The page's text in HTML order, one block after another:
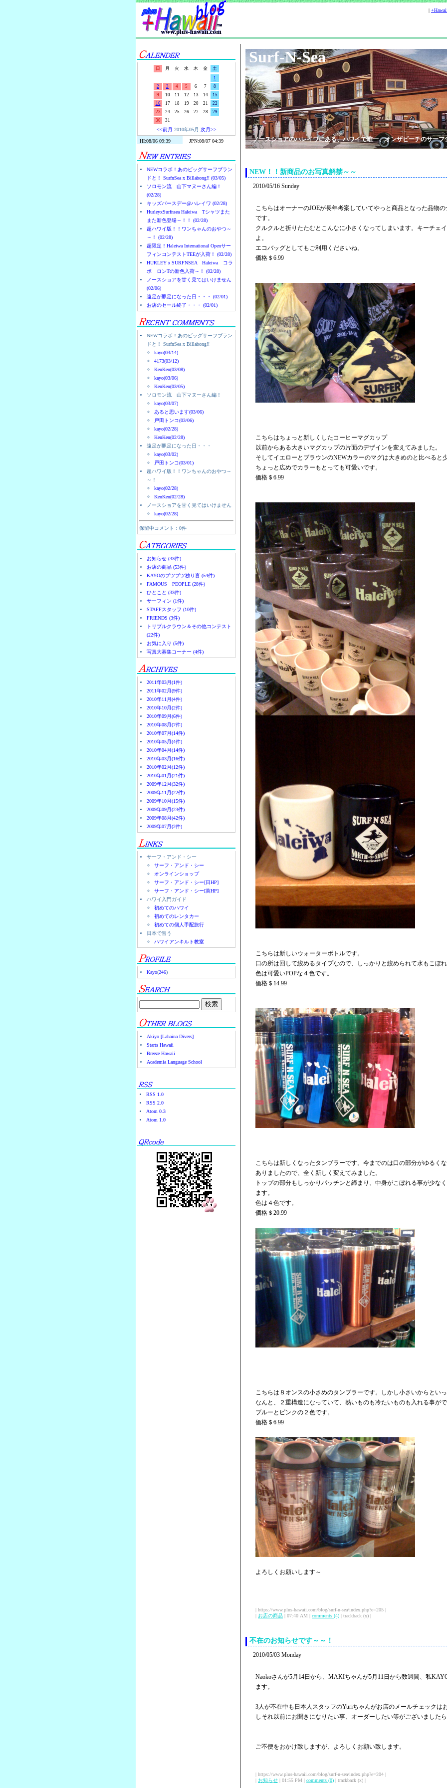
|
日 月 火 水 木 金
土
1
2
3 4 5 6 7
8
9
10 11 12 13 14
15
16
17 18 19 20 21
22
23
24 25 26 27 28
29
30
31
<<前月 2010年05月 次月>>
NEWコラボ！あのビッグサーフブラン
ドと！ SurfnSea x Billabong!! (03/05)
ソロモン流 山下マヌーさん編！
(02/28)
キッズバースデー@ハレイワ (02/28)
HurleyxSurfnsea Haleiwa Tシャツまた
また新色登場～！！ (02/28)
超ハワイ版！！ワンちゃんのおやつ～
～！ (02/28)
超限定！Haleiwa International Openサー
フィンコンテストTEEが入荷！ (02/28)
HURLEYｘSURFNSEA Haleiwa コラ
ボ ロンTの新色入荷～！ (02/28)
ノースショアを甘く見てはいけません
(02/06)
遠足が豚足になった日・・・ (02/01)
お店のセール終了・・・ (02/01)
NEWコラボ！あのビッグサーフブラン
ドと！ SurfnSea x Billabong!!
kayo(03/14)
4173(03/12)
KenKen(03/08)
kayo(03/06)
KenKen(03/05)
ソロモン流 山下マヌーさん編！
kayo(03/07)
あると思います(03/06)
戸田トンコ(03/06)
kayo(02/28)
KenKen(02/28)
遠足が豚足になった日・・・
kayo(03/02)
戸田トンコ(03/01)
超ハワイ版！！ワンちゃんのおやつ～
～！
kayo(02/28)
KenKen(02/28)
ノースショアを甘く見てはいけません
kayo(02/28)
保留中コメント：0件
お知らせ (33件)
お店の商品 (53件)
KAYOのブツブツ独り言 (54件)
FAMOUS PEOPLE (28件)
ひとこと (33件)
サーフィン (1件)
STAFFスタッフ (10件)
FRIENDS (3件)
トリプルクラウン＆その他コンテスト
(22件)
お気に入り (5件)
写真大募集コーナー (4件)
2011年03月(1件)
2011年02月(9件)
2010年11月(4件)
2010年10月(2件)
2010年09月(6件)
2010年08月(7件)
2010年07月(14件)
2010年05月(4件)
2010年04月(14件)
2010年03月(16件)
2010年02月(12件)
2010年01月(21件)
2009年12月(32件)
2009年11月(22件)
2009年10月(15件)
2009年09月(23件)
2009年08月(42件)
2009年07月(2件)
サーフ・アンド・シー
サーフ・アンド・シー
オンラインショップ
サーフ・アンド・シー[日HP]
サーフ・アンド・シー[英HP]
ハワイ入門ガイド
初めてのハワイ
初めてのレンタカー
初めての個人手配旅行
日本で習う
ハワイアンキルト教室
Kayo(246)
Akiyo [Lahaina Divers]
Starts Hawaii
Breeze Hawaii
Academia Language School
RSS 1.0
RSS 2.0
Atom 0.3
Atom 1.0
Surf-N-Sea
ノースショアのハレイワにある、ハワイで唯一、オンザビーチのサーフ
NEW！！新商品のお写真解禁～～
2010/05/16 Sunday
こちらはオーナーのJOEが長年考案していてやっと商品となった品物
です。
クルクルと折りたたむとこんなに小さくなってしまいます。キーチェ
よ。
エコバッグとしてもご利用くださいね。
価格＄6.99
こちらはちょっと新しくしたコーヒーマグカップ
以前からある大きいマグカップの片面のデザインを変えてみました。
そしてイエローとブラウンのNEWカラーのマグは大きめのと比べると
ちょっと広めでカラーもとっても可愛いです。
価格＄6.99
こちらは新しいウォーターボトルです。
口の所は回して絞めるタイプなので、しっかりと絞められて水もこぼ
色は可愛いPOPな４色です。
価格＄14.99
こちらは新しくなったタンブラーです。今までのは口の部分がゆるく
ありましたので、全く新しく変えてみました。
トップの部分もしっかりパッチンと締まり、中身がこぼれる事が少な
ます。
色は４色です。
価格＄20.99
こちらは８オンスの小さめのタンブラーです。しかし小さいからとい
なんと、２重構造になっていて、熱いものも冷たいものも入れる事が
ブルーとピンクの２色です。
価格＄6.99
よろしくお願いします～
| https://www.plus-hawaii.com/blog/surf-n-sea/index.php?e=205 |
| お店の商品 | 07:40 AM | comments (4) | trackback (x) |
不在のお知らせです～～！
2010/05/03 Monday
Naokoさんが5月14日から、MAKIちゃんが5月11日から数週間、私
ます。
3人が不在中も日本人スタッフのYuriちゃんがお店のメールチェックは
しそれ以前にお聞きになりたい事、オーダーしたい等がございました
ご不便をおかけ致しますが、よろしくお願い致します。
| https://www.plus-hawaii.com/blog/surf-n-sea/index.php?e=204 |
| お知らせ | 01:55 PM | comments (0) | trackback (x) |